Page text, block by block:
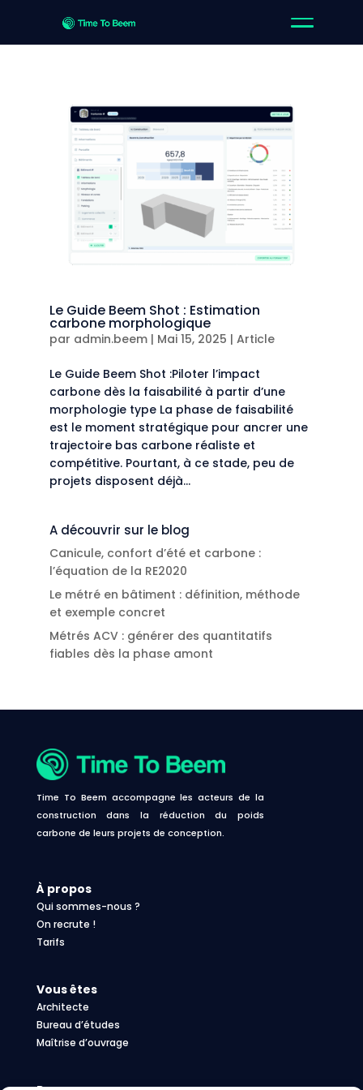
Le Guide Beem Shot : Estimation
carbone morphologique
par admin.beem| Mai 15, 2025 | Article
Le Guide Beem Shot :Piloter l’impact
carbone dès la faisabilité à partir d’une
morphologie type La phase de faisabilité
est le moment stratégique pour ancrer une
trajectoire bas carbone réaliste et
compétitive. Pourtant, à ce stade, peu de
projets disposent déjà...
A découvrir sur le blog
Canicule, confort d’été et carbone :
l’équation de la RE2020
Le métré en bâtiment : définition, méthode
et exemple concret
Métrés ACV : générer des quantitatifs
fiables dès la phase amont
Time To Beem accompagne les acteurs de la
construction dans la réduction du poids
carbone de leurs projets de conception.
À propos
Qui sommes-nous ?
On recrute !
Tarifs
Vous êtes
Architecte
Bureau d’études
Maîtrise d’ouvrage